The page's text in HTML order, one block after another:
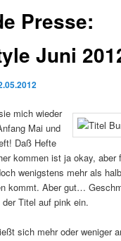
Presse:
Juni
mich wieder
Mai und
Daß Hefte
kommen ist ja okay, aber
wenigstens mehr als
kommt. Aber gut…
Titel auf pink ein.
sich mehr oder weniger